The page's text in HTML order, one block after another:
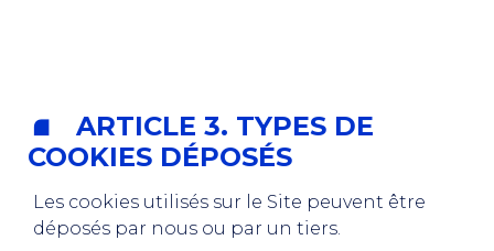
ARTICLE 3. TYPES DE
COOKIES DÉPOSÉS
Les cookies utilisés sur le Site peuvent être
déposés par nous ou par un tiers.